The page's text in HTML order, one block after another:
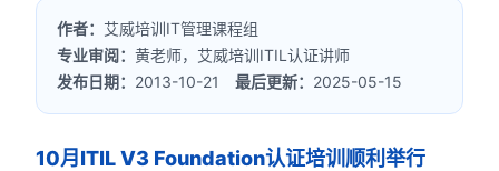
作者： 艾威培训IT管理课程组
专业审阅：黄老师，艾威培训ITIL认证讲师
发布日期： 2013-10-21最后更新： 2025-05-15
10月ITIL V3 Foundation认证培训顺利举行